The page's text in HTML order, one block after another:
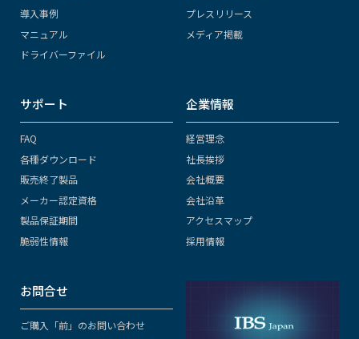
導入事例
マニュアル
ドライバーファイル
プレスリリース
メディア掲載
サポート
FAQ
各種ダウンロード
販売終了製品
メーカー認定資格
製品保証期間
脆弱性情報
企業情報
経営理念
社長挨拶
会社概要
会社沿革
アクセスマップ
採用情報
お問合せ
ご購入「前」のお問い合わせ